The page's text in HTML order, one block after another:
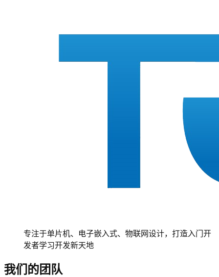
专注于单片机、电子嵌入式、物联网设计，打造入门开
发者学习开发新天地
我们的团队